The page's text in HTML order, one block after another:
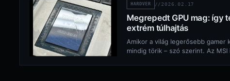
HARDVER // 2026.02.17
Megrepedt GPU mag: így
extrém túlhajtás
Amikor a világ legerősebb gamer
mindig törik – szó szerint. Az